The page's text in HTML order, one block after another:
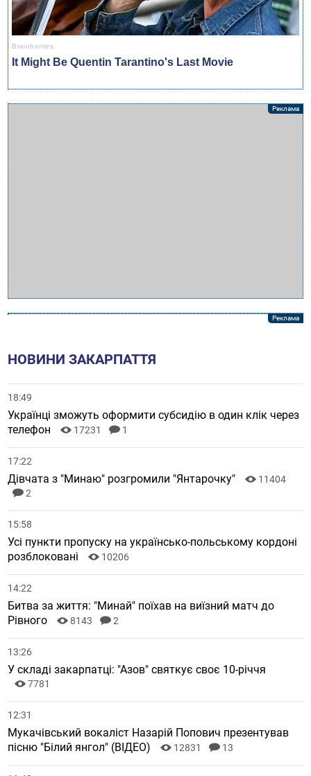
НОВИНИ ЗАКАРПАТТЯ
18:49
Українці зможуть оформити субсидію в один клік через
телефон
17231 1
17:22
Дівчата з "Минаю" розгромили "Янтарочку"
11404
2
15:58
Усі пункти пропуску на українсько-польському кордоні
розблоковані
10206
14:22
Битва за життя: "Минай" поїхав на виїзний матч до
Рівного
8143 2
13:26
У складі закарпатці: "Азов" святкує своє 10-річчя
7781
12:31
Мукачівський вокаліст Назарій Попович презентував
пісню "Білий янгол" (ВІДЕО)
12831 13